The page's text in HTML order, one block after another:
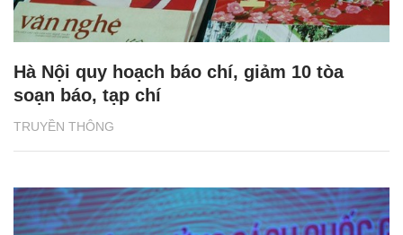
TRUYỀN THÔNG
Hà Nội quy hoạch báo chí, giảm 10 tòa
soạn báo, tạp chí